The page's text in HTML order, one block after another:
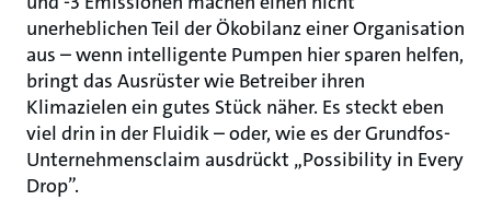
unerheblichen Teil der Ökobilanz einer Organisation
aus – wenn intelligente Pumpen hier sparen helfen,
bringt das Ausrüster wie Betreiber ihren
Klimazielen ein gutes Stück näher. Es steckt eben
viel drin in der Fluidik – oder, wie es der Grundfos-
Unternehmensclaim ausdrückt „Possibility in Every
Drop”.